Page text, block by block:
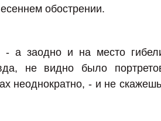
обострении.
- а заодно и на место
не видно было
неоднократно, - и не